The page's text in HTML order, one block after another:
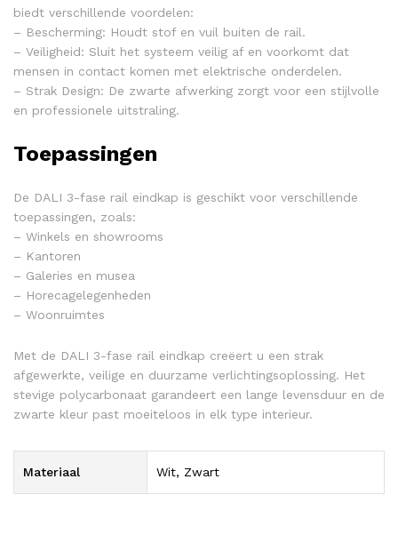
biedt verschillende voordelen:
– Bescherming: Houdt stof en vuil buiten de rail.
– Veiligheid: Sluit het systeem veilig af en voorkomt dat
mensen in contact komen met elektrische onderdelen.
– Strak Design: De zwarte afwerking zorgt voor een stijlvolle
en professionele uitstraling.
Toepassingen
De DALI 3-fase rail eindkap is geschikt voor verschillende
toepassingen, zoals:
– Winkels en showrooms
– Kantoren
– Galeries en musea
– Horecagelegenheden
– Woonruimtes
Met de DALI 3-fase rail eindkap creëert u een strak
afgewerkte, veilige en duurzame verlichtingsoplossing. Het
stevige polycarbonaat garandeert een lange levensduur en de
zwarte kleur past moeiteloos in elk type interieur.
Materiaal Wit, Zwart